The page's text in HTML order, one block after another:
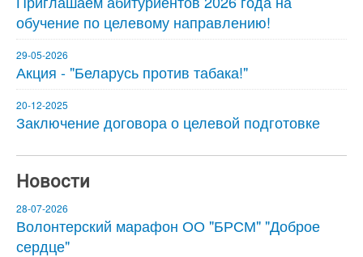
обучение по целевому направлению!
29-05-2026
Акция - "Беларусь против табака!"
20-12-2025
Заключение договора о целевой подготовке
Новости
28-07-2026
Волонтерский марафон ОО "БРСМ" "Доброе
сердце"